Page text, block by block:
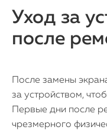
Уход за
после
После замены
за устройством,
Первые дни после
чрезмерного